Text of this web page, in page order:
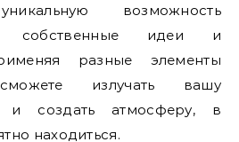
возможность
собственные идеи и
разные элементы
излучать вашу
и создать атмосферу, в
находиться.